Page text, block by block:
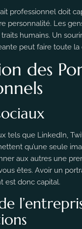
professionnel doit
personnalité. Les
humains. Un
peut faire toute la
des
tels que LinkedIn,
qu’une seule
aux autres une
êtes. Avoir un
est donc capital.